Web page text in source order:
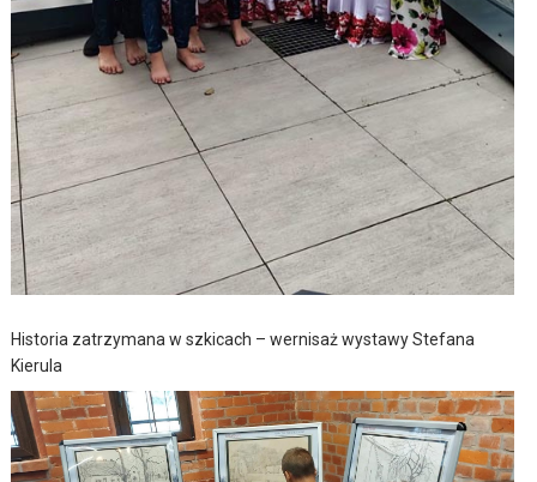
Historia zatrzymana w szkicach – wernisaż wystawy Stefana
Kierula